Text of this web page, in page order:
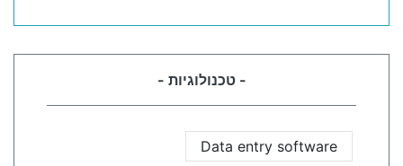
- טכנולוגיות -
Data entry software